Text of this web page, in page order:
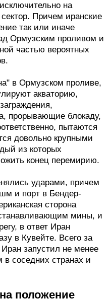
на
Причем иранские
так или иначе
Ормузским проливом и
частью вероятных
в Ормузском проливе,
акваторию,
прорывающие блокаду,
пытаются
довольно крупными
из которых
конец перемирию.
ударами, причем
и порт в Бендер-
сторона
мины, и
в ответ Иран
в Кувейте. Всего за
запустил не менее
в соседних странах и
положение